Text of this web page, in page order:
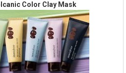
Color Clay Mask